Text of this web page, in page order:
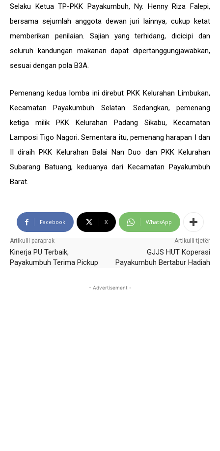
Selaku Ketua TP-PKK Payakumbuh, Ny. Henny Riza Falepi,
bersama sejumlah anggota dewan juri lainnya, cukup ketat
memberikan penilaian. Sajian yang terhidang, dicicipi dan
seluruh kandungan makanan dapat dipertanggungjawabkan,
sesuai dengan pola B3A.
Pemenang kedua lomba ini direbut PKK Kelurahan Limbukan,
Kecamatan Payakumbuh Selatan. Sedangkan, pemenang
ketiga milik PKK Kelurahan Padang Sikabu, Kecamatan
Lamposi Tigo Nagori. Sementara itu, pemenang harapan I dan
II diraih PKK Kelurahan Balai Nan Duo dan PKK Kelurahan
Subarang Batuang, keduanya dari Kecamatan Payakumbuh
Barat.
Facebook X WhatsApp
Artikulli paraprak
Kinerja PU Terbaik,
Payakumbuh Terima Pickup
Artikulli tjetër
GJJS HUT Koperasi
Payakumbuh Bertabur Hadiah
- Advertisement -